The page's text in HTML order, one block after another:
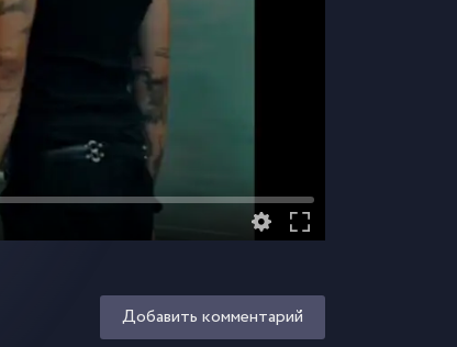
Добавить комментарий